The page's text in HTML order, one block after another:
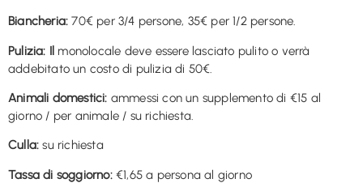
Biancheria: 70€ per 3/4 persone, 35€ per 1/2 persone.
Pulizia: Il monolocale deve essere lasciato pulito o verrà
addebitato un costo di pulizia di 50€.
Animali domestici: ammessi con un supplemento di €15 al
giorno / per animale / su richiesta.
Culla: su richiesta
Tassa di soggiorno:€1,65 a persona al giorno